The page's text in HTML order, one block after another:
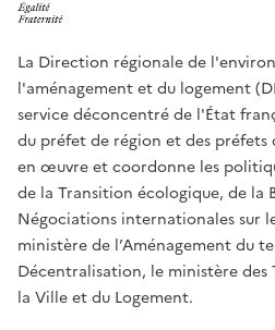
La Direction régionale de
l'aménagement et du logement
service déconcentré de l'État
du préfet de région et des
en œuvre et coordonne les
de la Transition écologique, de la
Négociations internationales sur
ministère de l’Aménagement du
Décentralisation, le ministère
la Ville et du Logement.